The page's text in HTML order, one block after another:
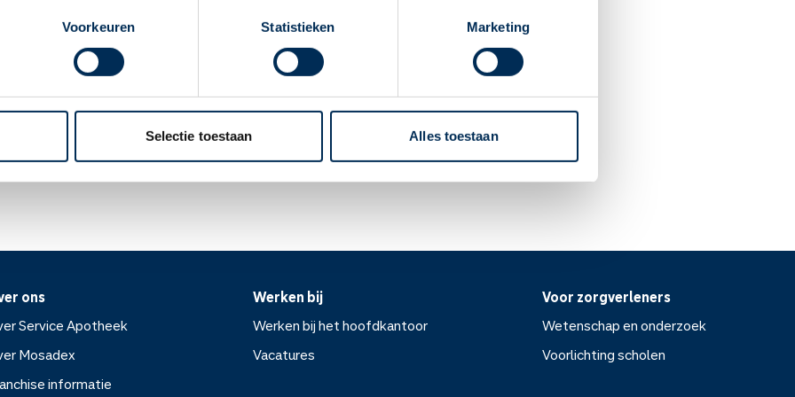
Voorkeuren Statistieken Marketing
Selectie toestaan Alles toestaan
Uw arts zal uw bloeddruk regelmatig controleren.
ontstaan na enkele weken tot maanden. De arts zal uw bloed daarom regelmatig
koorts of krijgt u snel blauwe plekken? Waarschuw dan uw arts.
ons
Service Apotheek
Mosadex
informatie
Werken bij
Werken bij het hoofdkantoor
Vacatures
Voor zorgverleners
Wetenschap en onderzoek
Voorlichting scholen